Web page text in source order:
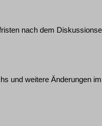
nach dem
und weitere Änderungen